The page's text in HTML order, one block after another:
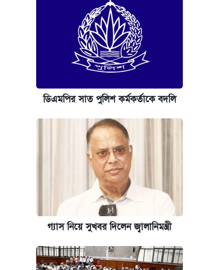
ডিএমপির সাত পুলিশ কর্মকর্তাকে বদলি
গ্যাস নিয়ে সুখবর দিলেন জ্বালানিমন্ত্রী